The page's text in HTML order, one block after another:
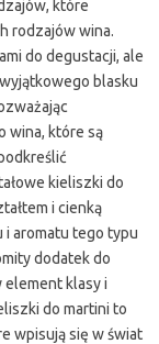
które
rodzajów wina.
do degustacji, ale
blasku
wina, które są
kieliszki do
i cienką
i aromatu tego typu
dodatek do
klasy i
do martini to
wpisują się w świat